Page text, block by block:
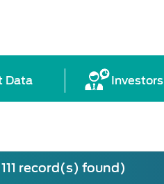
Data Investors
record(s) found)